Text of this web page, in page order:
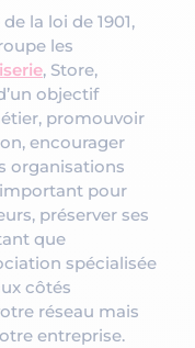
la loi de 1901,
les
, Store,
objectif
promouvoir
encourager
organisations
pour
préserver ses
que
spécialisée
côtés
réseau mais
entreprise.